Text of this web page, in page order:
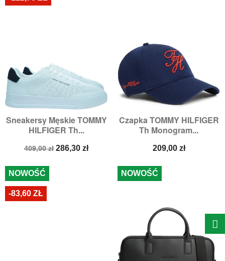
Sneakersy Męskie TOMMY
HILFIGER Th...
Cena
409,00 zł Cena
286,30 zł
Czapka TOMMY HILFIGER
Th Monogram...
Cena
209,00 zł
NOWOŚĆ
-83,60 ZŁ
NOWOŚĆ